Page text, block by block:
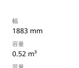
幅
1883 mm
容量
0.52 m³